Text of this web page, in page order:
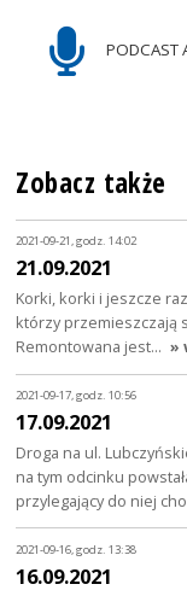
PODCAST
Zobacz także
2021-09-21, godz. 14:02
21.09.2021
Korki, korki i jeszcze
którzy przemieszczają
Remontowana jest… »
2021-09-17, godz. 10:56
17.09.2021
Droga na ul.
na tym odcinku
przylegający do niej
2021-09-16, godz. 13:38
16.09.2021